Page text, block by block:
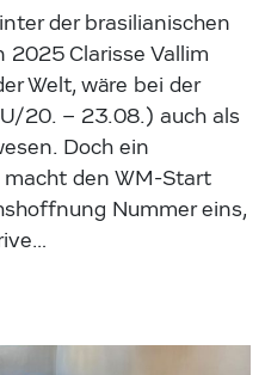
der brasilianischen
Clarisse Vallim
Welt, wäre bei der
20. – 23.08.) auch als
Doch ein
den WM-Start
Nummer eins,